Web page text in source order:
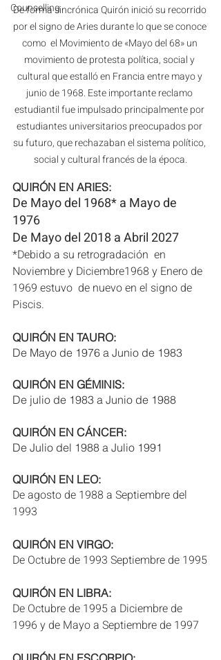
Counselling
De forma sincrónica Quirón inició su recorrido
por el signo de Aries durante lo que se conoce
como  el Movimiento de «Mayo del 68» un
movimiento de protesta política, social y
cultural que estalló en Francia entre mayo y
junio de 1968. Este importante reclamo
estudiantil fue impulsado principalmente por
estudiantes universitarios preocupados por
su futuro, que rechazaban el sistema político,
social y cultural francés de la época.
QUIRÓN EN ARIES:
De Mayo del 1968* a Mayo de
1976
De Mayo del 2018 a Abril 2027
*Debido a su retrogradación  en
Noviembre y Diciembre1968 y Enero de
1969 estuvo  de nuevo en el signo de
Piscis.
QUIRÓN EN TAURO:
De Mayo de 1976 a Junio de 1983
QUIRÓN EN GÉMINIS:
De julio de 1983 a Junio de 1988
QUIRÓN EN CÁNCER:
De Julio del 1988 a Julio 1991
QUIRÓN EN LEO:
De agosto de 1988 a Septiembre del
1993
QUIRÓN EN VIRGO:
De Octubre de 1993 Septiembre de 1995
QUIRÓN EN LIBRA:
De Octubre de 1995 a Diciembre de
1996 y de Mayo a Septiembre de 1997